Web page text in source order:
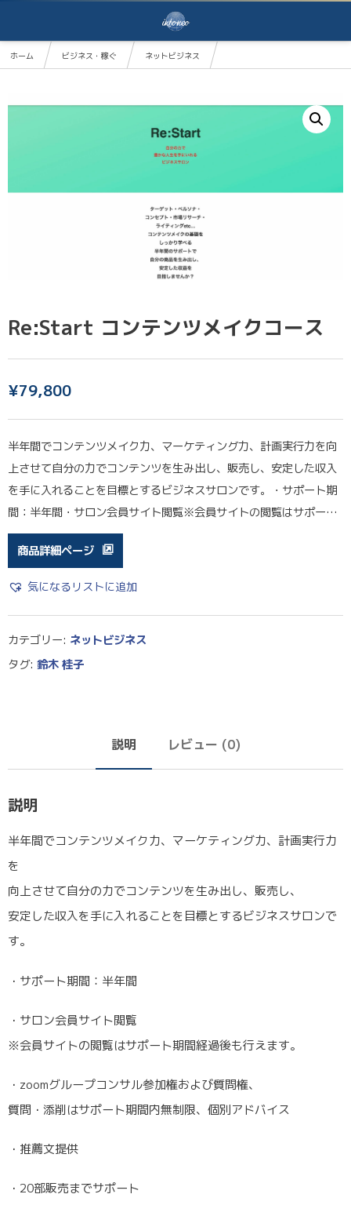
ホーム ビジネス・稼ぐ
ネットビジネス
Re:Start コンテンツメイクコース
¥79,800
半年間でコンテンツメイク力、マーケティング力、計画実行力を向
上させて自分の力でコンテンツを生み出し、販売し、安定した収入
を手に入れることを目標とするビジネスサロンです。・サポート期
間：半年間・サロン会員サイト閲覧※会員サイトの閲覧はサポー…
商品詳細ページ
気になるリストに追加
カテゴリー: ネットビジネス
タグ: 鈴木 桂子
説明 レビュー (0)
説明
半年間でコンテンツメイク力、マーケティング力、計画実行力
を
向上させて自分の力でコンテンツを生み出し、販売し、
安定した収入を手に入れることを目標とするビジネスサロンで
す。
・サポート期間：半年間
・サロン会員サイト閲覧
※会員サイトの閲覧はサポート期間経過後も行えます。
・zoomグループコンサル参加権および質問権、
質問・添削はサポート期間内無制限、個別アドバイス
・推薦文提供
・20部販売までサポート